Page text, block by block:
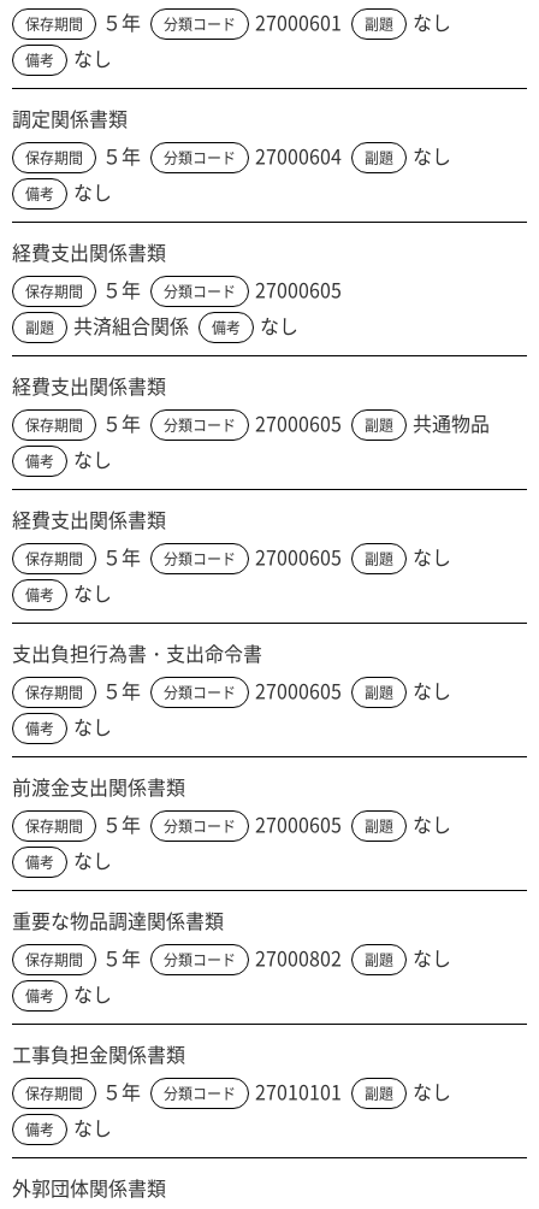
保存期間 ５年 分類コード 27000601 副題 なし
備考 なし
調定関係書類
保存期間 ５年 分類コード 27000604 副題 なし
備考 なし
経費支出関係書類
保存期間 ５年 分類コード 27000605
副題 共済組合関係 備考 なし
経費支出関係書類
保存期間 ５年 分類コード 27000605 副題 共通物品
備考 なし
経費支出関係書類
保存期間 ５年 分類コード 27000605 副題 なし
備考 なし
支出負担行為書・支出命令書
保存期間 ５年 分類コード 27000605 副題 なし
備考 なし
前渡金支出関係書類
保存期間 ５年 分類コード 27000605 副題 なし
備考 なし
重要な物品調達関係書類
保存期間 ５年 分類コード 27000802 副題 なし
備考 なし
工事負担金関係書類
保存期間 ５年 分類コード 27010101 副題 なし
備考 なし
外郭団体関係書類